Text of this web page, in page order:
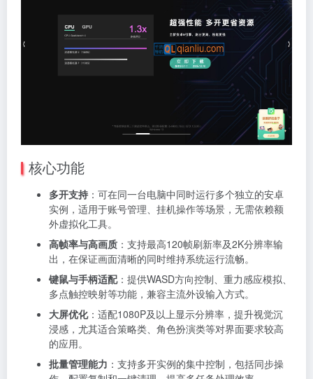
核心功能
多开支持 ：可在同一台电脑中同时运行多个独立的安卓
实例，适用于账号管理、挂机操作等场景，无需依赖额
外虚拟化工具。
高帧率与高画质 ：支持最高120帧刷新率及2K分辨率输
出，在保证画面清晰的同时维持系统运行流畅。
键鼠与手柄适配：提供WASD方向控制、重力感应模拟、
多点触控映射等功能，兼容主流外设输入方式。
大屏优化：适配1080P及以上显示分辨率，提升视觉沉
浸感，尤其适合策略类、角色扮演类等对界面要求较高
的应用。
批量管理能力 ：支持多开实例的集中控制，包括同步操